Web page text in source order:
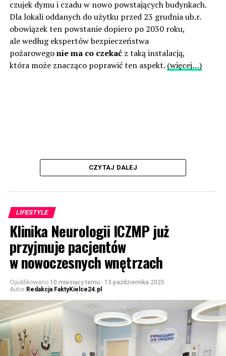
czujek dymu i czadu w nowo powstających budynkach.
Dla lokali oddanych do użytku przed 23 grudnia ub.r.
obowiązek ten powstanie dopiero po 2030 roku,
ale według ekspertów bezpieczeństwa
pożarowegonie ma co czekaćz taką instalacją,
która może znacząco poprawić ten aspekt. (więcej…)
CZYTAJ DALEJ
LIFESTYLE
Klinika Neurologii ICZMP już
przyjmuje pacjentów
w nowoczesnych wnętrzach
Opublikowano 10 miesięcy temu - 13 października 2025
Autor Redakcja FaktyKielce24.pl